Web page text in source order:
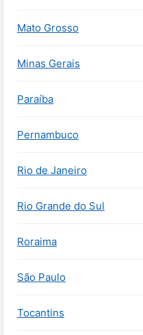
Mato Grosso
Minas Gerais
Paraíba
Pernambuco
Rio de Janeiro
Rio Grande do Sul
Roraima
São Paulo
Tocantins